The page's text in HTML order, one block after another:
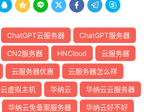
      
ChatGPT云服务器 ChatGPT服务器
CN2服务器 HNCloud 云服务器
云服务器优惠 云服务器怎么样
云虚拟主机 华纳云 华纳云云服务器
华纳云免备案服务器 华纳云好不好